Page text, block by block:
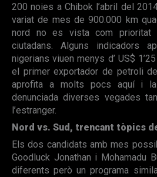
200 noies a Chibok l’abril del
variat de mes de 900.000 km
nord no es vista com
ciutadans. Alguns indicadors
nigerians viuen menys d’ US$
el primer exportador de petroli
aprofita a molts pocs aquí i
denunciada diverses vegades
l’estranger.
Nord vs. Sud, trencant tòpics
Els dos candidats amb mes
Goodluck Jonathan i Mohamadu
diferents però un programa